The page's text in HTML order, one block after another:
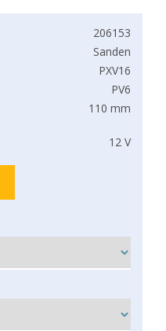
206153
Sanden
PXV16
PV6
110 mm
12 V